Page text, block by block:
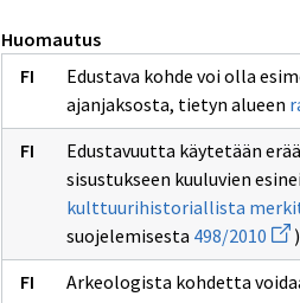
Huomautus
Edustava kohde voi olla
ajanjaksosta, tietyn alueen
Edustavuutta käytetään
sisustukseen kuuluvien
kulttuurihistoriallista
suojelemisesta 498/2010 Avaa
Arkeologista kohdetta